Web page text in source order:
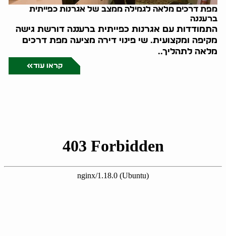
מפת דרכים מלאה לגמילה ממצב של אגרנות כפייתית
ברעננה
התמודדות עם אגרנות כפייתית ברעננה דורשת גישה
מקיפה ומקצועית. שי פינוי דירה מציעה מפת דרכים
מלאה לתהליך..
קראו עוד